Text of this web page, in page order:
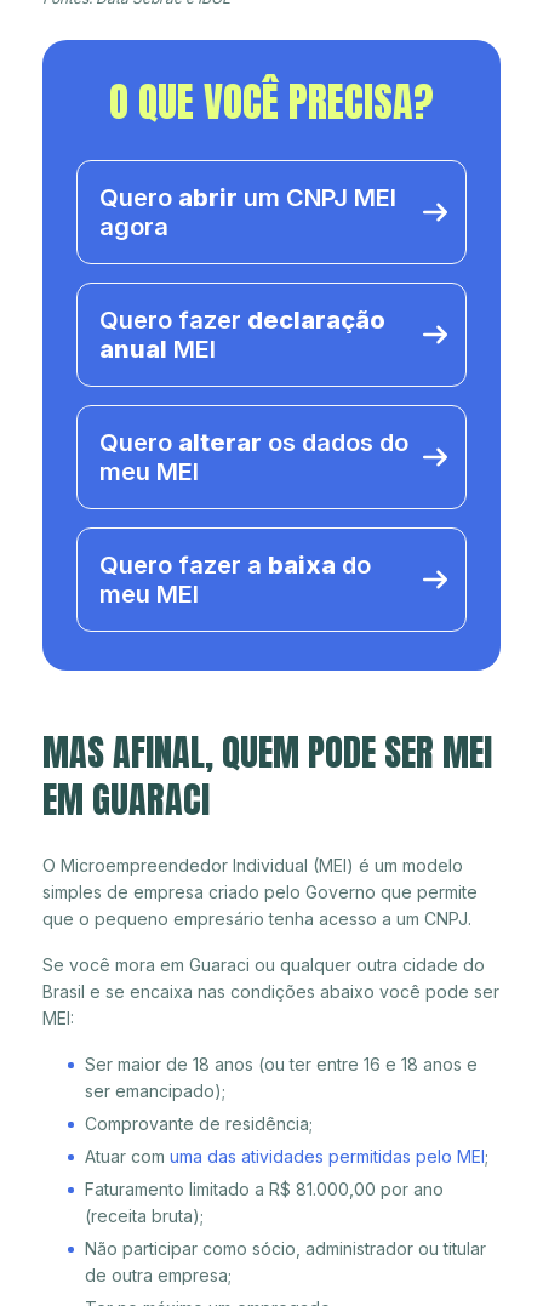
O QUE VOCÊ PRECISA?
Quero abrir um CNPJ MEI
agora
Quero fazer declaração
anual MEI
Quero alterar os dados do
meu MEI
Quero fazer a baixa do
meu MEI
MAS AFINAL, QUEM PODE SER MEI
EM GUARACI
O Microempreendedor Individual (MEI) é um modelo
simples de empresa criado pelo Governo que permite
que o pequeno empresário tenha acesso a um CNPJ.
Se você mora em Guaraci ou qualquer outra cidade do
Brasil e se encaixa nas condições abaixo você pode ser
MEI:
Ser maior de 18 anos (ou ter entre 16 e 18 anos e
ser emancipado);
Comprovante de residência;
Atuar com uma das atividades permitidas pelo MEI;
Faturamento limitado a R$ 81.000,00 por ano
(receita bruta);
Não participar como sócio, administrador ou titular
de outra empresa;